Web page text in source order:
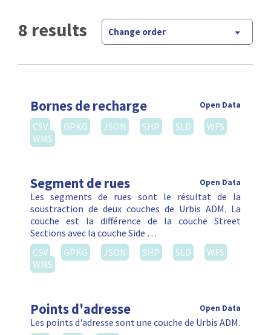
8 results Change order
Bornes de recharge Open Data
CSV GPKG JSON SHP SLD
WFS
WMS
Segment de rues Open Data
Les segments de rues sont le résultat de la
soustraction de deux couches de Urbis ADM. La
couche est la différence de la couche Street
Sections avec la couche Side …
CSV
GPKG JSON SHP SLD
WFS
WMS
Points d'adresse Open Data
Les points d'adresse sont une couche de Urbis ADM.